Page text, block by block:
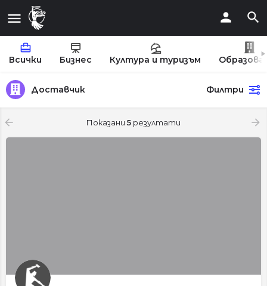
Всички Бизнес Култура и туризъм
Доставчик Филтри
Показани 5 резултати